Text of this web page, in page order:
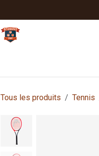
Tous les produits Tennis